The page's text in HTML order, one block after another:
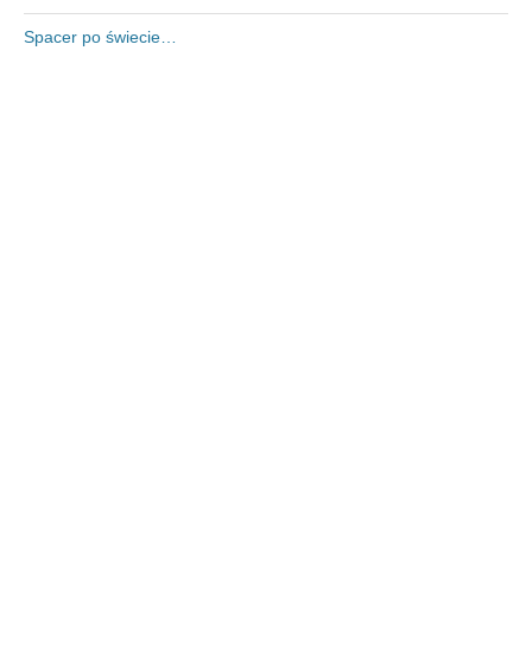
Spacer po świecie…